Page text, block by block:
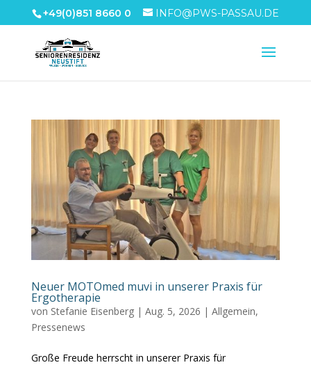
+49(0)851 8660 0 INFO@PWS-PASSAU.DE
Neuer MOTOmed muvi in unserer Praxis für
Ergotherapie
von Stefanie Eisenberg| Aug. 5, 2026 | Allgemein,
Pressenews
Große Freude herrscht in unserer Praxis für